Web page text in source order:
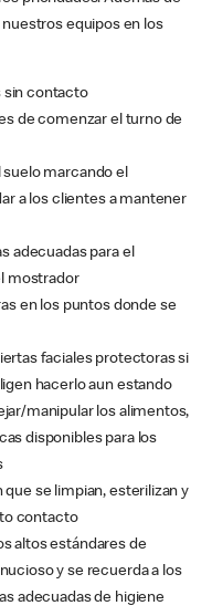
equipos en los
sin contacto
de comenzar el turno de
suelo marcando el
a los clientes a mantener
adecuadas para el
mostrador
en los puntos donde se
faciales protectoras si
hacerlo aun estando
manipular los alimentos,
disponibles para los
se limpian, esterilizan y
contacto
altos estándares de
y se recuerda a los
adecuadas de higiene